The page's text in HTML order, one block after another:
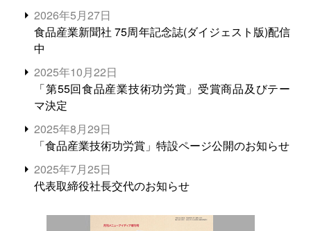
2026年5月27日
食品産業新聞社 75周年記念誌(ダイジェスト版)配信
中
2025年10月22日
「第55回食品産業技術功労賞」受賞商品及びテー
マ決定
2025年8月29日
「食品産業技術功労賞」特設ページ公開のお知らせ
2025年7月25日
代表取締役社長交代のお知らせ